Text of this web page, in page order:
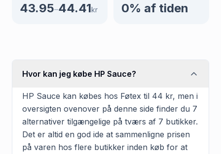
43.95–44.41kr 0% af tiden
Hvor kan jeg købe HP Sauce?
HP Sauce kan købes hos Føtex til 44 kr, men i
oversigten ovenover på denne side finder du 7
alternativer tilgængelige på tværs af 7 butikker.
Det er altid en god ide at sammenligne prisen
på varen hos flere butikker inden køb for at